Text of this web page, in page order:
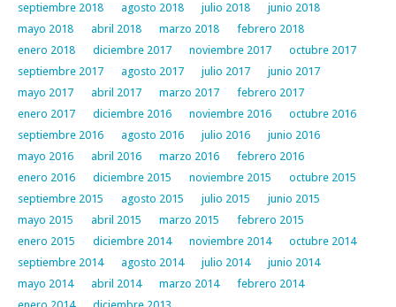
septiembre 2018
agosto 2018 julio 2018
junio 2018
mayo 2018
abril 2018 marzo 2018
febrero 2018
enero 2018
diciembre 2017 noviembre 2017
octubre 2017
septiembre 2017
agosto 2017 julio 2017
junio 2017
mayo 2017
abril 2017 marzo 2017
febrero 2017
enero 2017
diciembre 2016 noviembre 2016
octubre 2016
septiembre 2016
agosto 2016 julio 2016
junio 2016
mayo 2016
abril 2016 marzo 2016
febrero 2016
enero 2016
diciembre 2015 noviembre 2015
octubre 2015
septiembre 2015
agosto 2015 julio 2015
junio 2015
mayo 2015
abril 2015 marzo 2015
febrero 2015
enero 2015
diciembre 2014 noviembre 2014
octubre 2014
septiembre 2014
agosto 2014 julio 2014
junio 2014
mayo 2014
abril 2014 marzo 2014
febrero 2014